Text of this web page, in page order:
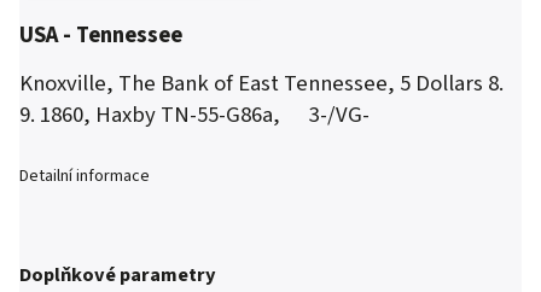
USA - Tennessee
Knoxville, The Bank of East Tennessee, 5 Dollars 8.
9. 1860, Haxby TN-55-G86a,
3-/VG-
Detailní informace
Doplňkové parametry